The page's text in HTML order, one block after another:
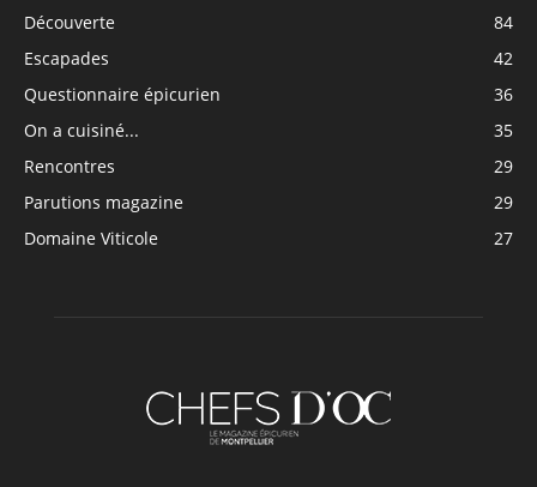
Découverte
84
Escapades
42
Questionnaire épicurien
36
On a cuisiné...
35
Rencontres
29
Parutions magazine
29
Domaine Viticole
27